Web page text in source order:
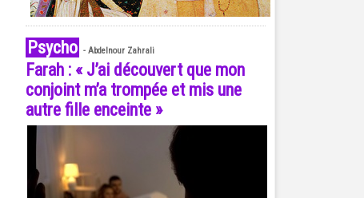
Psycho - Abdelnour Zahrali
Farah : « J’ai découvert que mon
conjoint m’a trompée et mis une
autre fille enceinte »